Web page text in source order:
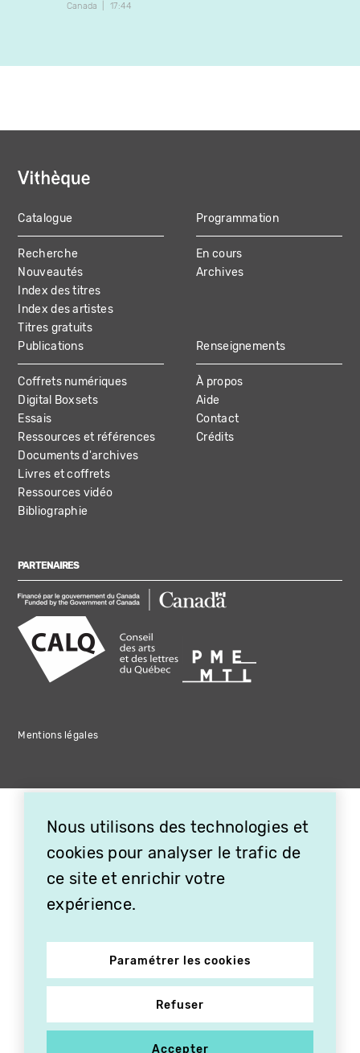
Canada
17:44
MAIN
NAVIGATION
Catalogue
Recherche
Nouveautés
Index des titres
Index des artistes
Titres gratuits
Programmation
En cours
Archives
Publications
Coffrets numériques
Digital Boxsets
Essais
Ressources et références
Documents d'archives
Livres et coffrets
Ressources vidéo
Bibliographie
Renseignements
À propos
Aide
Contact
Crédits
PARTENAIRES
Mentions légales
Nous utilisons des technologies et
cookies pour analyser le trafic de
ce site et enrichir votre
expérience.
Paramétrer les cookies
Refuser
Accepter